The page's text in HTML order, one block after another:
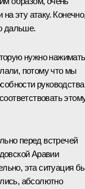
эту атаку.
дальше.
нужно нажимать
потому что мы
руководства
перед встречей
Аравии
эта ситуация
абсолютно